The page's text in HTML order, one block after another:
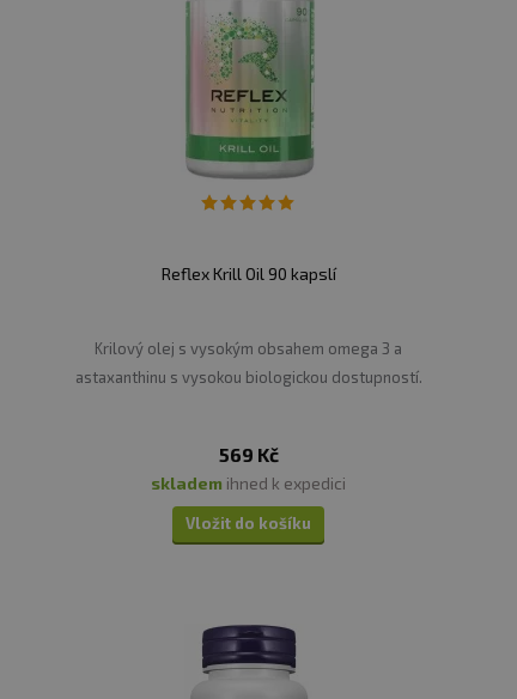
Reflex Krill Oil 90 kapslí
Krilový olej s vysokým obsahem omega 3 a
astaxanthinu s vysokou biologickou dostupností.
569 Kč
skladem ihned k expedici
Vložit do košíku